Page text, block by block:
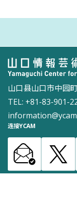
山口县山口市中园
TEL: +81-83-901-
连接YCAM